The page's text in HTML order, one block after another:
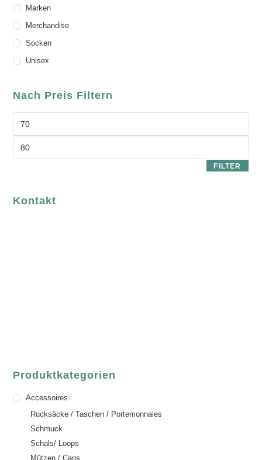
Marken
Merchandise
Socken
Unisex
Nach Preis Filtern
FILTER
Kontakt
Produktkategorien
Accessoires
Rucksäcke / Taschen / Portemonnaies
Schmuck
Schals/ Loops
Mützen / Caps